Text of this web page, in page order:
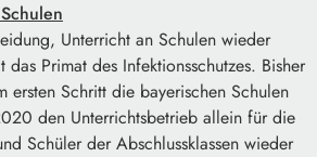
Unterricht an Schulen wieder
das Primat des Infektionsschutzes. Bisher
ersten Schritt die bayerischen Schulen
den Unterrichtsbetrieb allein für die
Schüler der Abschlussklassen wieder